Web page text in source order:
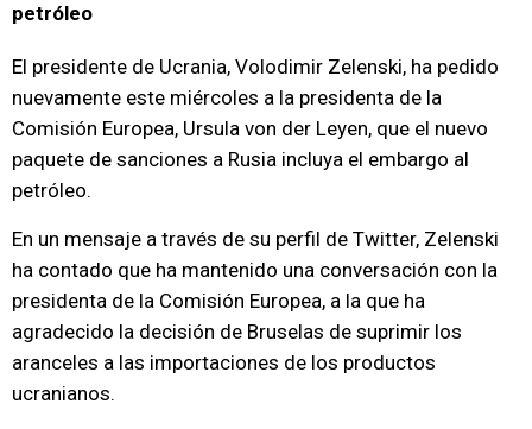
petróleo
El presidente de Ucrania, Volodimir Zelenski, ha pedido
nuevamente este miércoles a la presidenta de la
Comisión Europea, Ursula von der Leyen, que el nuevo
paquete de sanciones a Rusia incluya el embargo al
petróleo.
En un mensaje a través de su perfil de Twitter, Zelenski
ha contado que ha mantenido una conversación con la
presidenta de la Comisión Europea, a la que ha
agradecido la decisión de Bruselas de suprimir los
aranceles a las importaciones de los productos
ucranianos.